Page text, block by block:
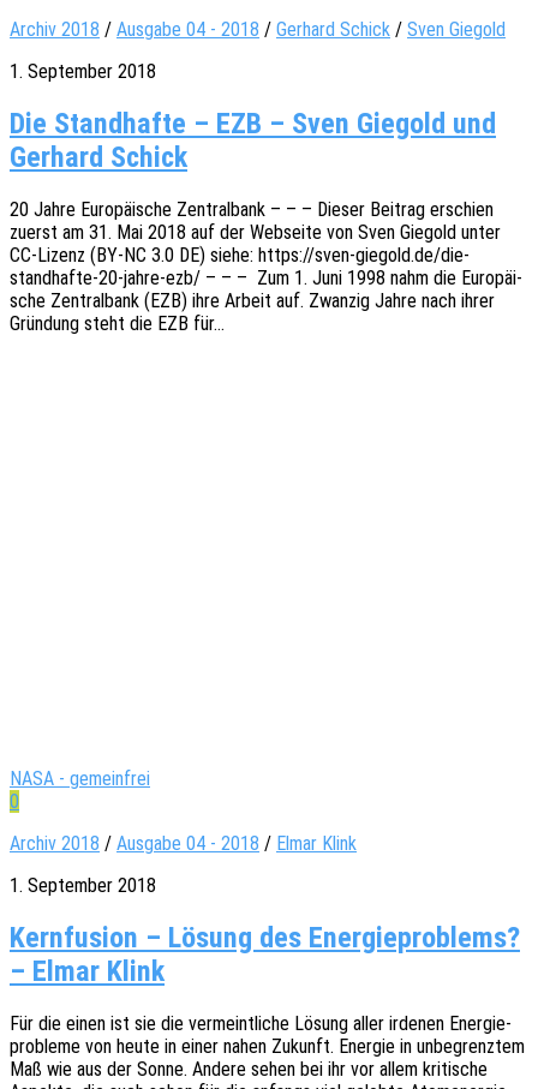
Archiv 2018 / Ausgabe 04 - 2018 / Gerhard Schick / Sven Giegold
1. September 2018
Die Standhafte – EZB – Sven Giegold und
Gerhard Schick
20 Jahre Euro­päi­sche Zentral­bank – – – Dieser Beitrag erschien
zuerst am 31. Mai 2018 auf der Websei­te von Sven Giegold unter
CC-Lizenz (BY-NC 3.0 DE) siehe: https://sven-giegold.de/die-
standhafte-20-jahre-ezb/ – – – Zum 1. Juni 1998 nahm die Euro­päi­
sche Zentral­bank (EZB) ihre Arbeit auf. Zwan­zig Jahre nach ihrer
Grün­dung steht die EZB für…
NASA - gemeinfrei
0
Archiv 2018 / Ausgabe 04 - 2018 / Elmar Klink
1. September 2018
Kernfusion – Lösung des Energieproblems?
– Elmar Klink
Für die einen ist sie die vermeint­li­che Lösung aller irde­nen Ener­gie­
pro­ble­me von heute in einer nahen Zukunft. Ener­gie in unbe­grenz­tem
Maß wie aus der Sonne. Andere sehen bei ihr vor allem kriti­sche